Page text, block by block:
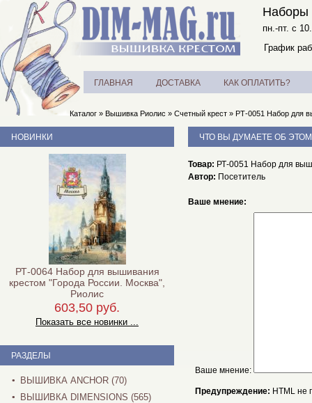
Наборы
пн.-пт. с
График
ГЛАВНАЯ ДОСТАВКА КАК ОПЛАТИТЬ?
Каталог » Вышивка Риолис » Счетный крест » РТ-0051 Набор для
ЧТО ВЫ ДУМАЕТЕ ОБ
Товар: РТ-0051 Набор для
Автор: Посетитель
Ваше мнение:
Ваше мнение:
Предупреждение: HTML не
НОВИНКИ
РТ-0064 Набор для вышивания
крестом "Города России. Москва",
Риолис
603,50 руб.
Показать все новинки ...
РАЗДЕЛЫ
ВЫШИВКА ANCHOR (70)
ВЫШИВКА DIMENSIONS (565)